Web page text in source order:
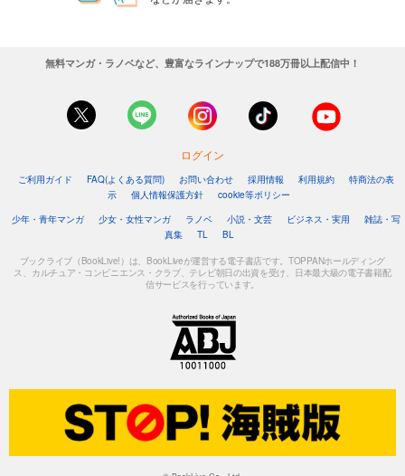
無料マンガ・ラノベなど、豊富なラインナップで188万冊以上配信中！
ログイン
ご利用ガイド FAQ(よくある質問) お問い合わせ 採用情報 利用規約
特商法の表
示
個人情報保護方針
cookie等ポリシー
少年・青年マンガ
少女・女性マンガ ラノベ 小説・文芸 ビジネス・実用
雑誌・写
真集
TL BL
ブックライブ（BookLive!）は、BookLiveが運営する電子書店です。TOPPANホールディング
ス、カルチュア・コンビニエンス・クラブ、テレビ朝日の出資を受け、日本最大級の電子書籍配
信サービスを行っています。